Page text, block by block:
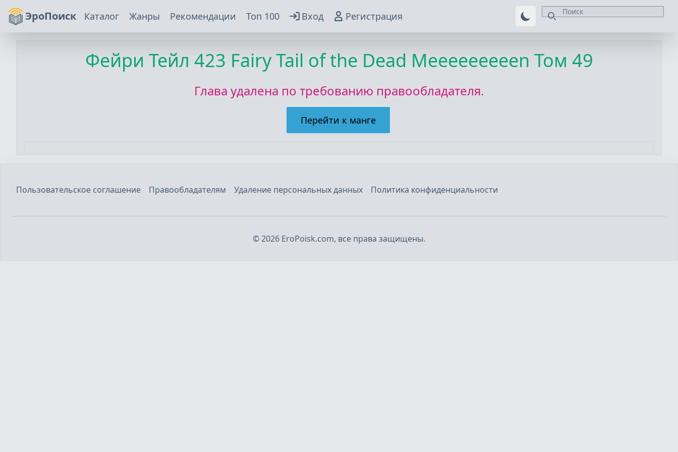
ЭроПоиск Каталог Жанры Рекомендации Топ 100 Вход Регистрация
Фейри Тейл 423 Fairy Tail of the Dead Meeeeeeeeen Том 49
Глава удалена по требованию правообладателя.
Перейти к манге
Пользовательское соглашение Правообладателям Удаление персональных данных Политика конфиденциальности
©2026 EroPoisk.com, все права защищены.